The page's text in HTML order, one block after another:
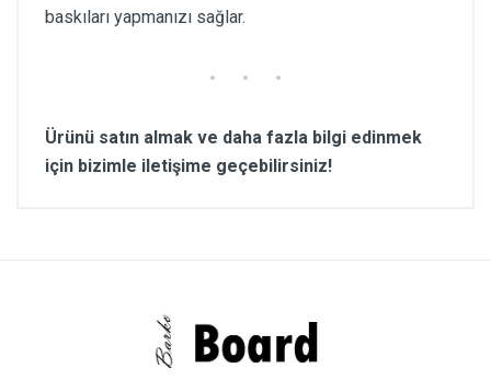
baskıları yapmanızı sağlar.
Ürünü satın almak ve daha fazla bilgi edinmek
için bizimle iletişime geçebilirsiniz!